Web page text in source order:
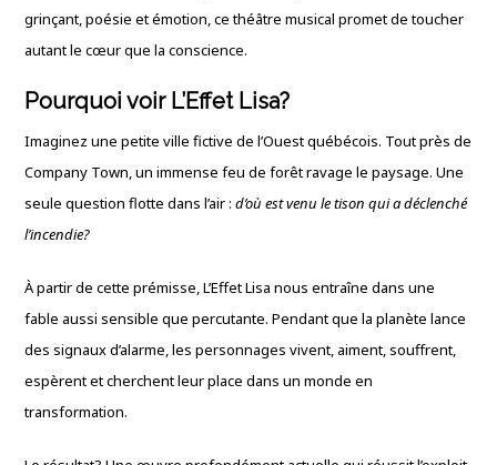
grinçant, poésie et émotion, ce théâtre musical promet de toucher
autant le cœur que la conscience.
Pourquoi voir L’Effet Lisa?
Imaginez une petite ville fictive de l’Ouest québécois. Tout près de
Company Town, un immense feu de forêt ravage le paysage. Une
seule question flotte dans l’air :d’où est venu le tison qui a déclenché
l’incendie?
À partir de cette prémisse, L’Effet Lisa nous entraîne dans une
fable aussi sensible que percutante. Pendant que la planète lance
des signaux d’alarme, les personnages vivent, aiment, souffrent,
espèrent et cherchent leur place dans un monde en
transformation.